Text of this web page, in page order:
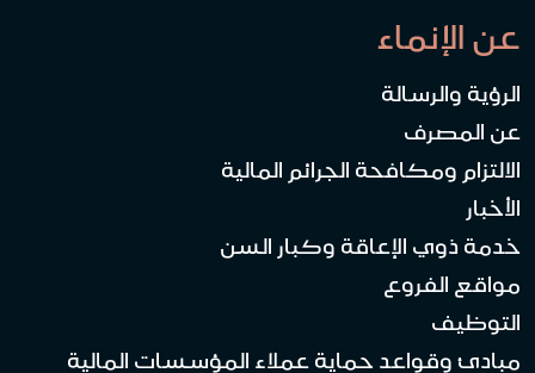
عن الإنماء
الرؤية والرسالة
عن المصرف
الالتزام ومكافحة الجرائم المالية
الأخبار
خدمة ذوي الإعاقة وكبار السن
مواقع الفروع
التوظيف
مبادئ وقواعد حماية عملاء المؤسسات المالية